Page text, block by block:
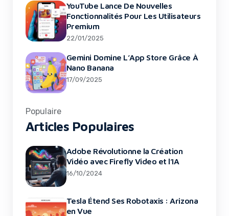
YouTube Lance De Nouvelles
Fonctionnalités Pour Les Utilisateurs
Premium
22/01/2025
Gemini Domine L’App Store Grâce À
Nano Banana
17/09/2025
Populaire
Articles Populaires
Adobe Révolutionne la Création
Vidéo avec Firefly Video et l’IA
16/10/2024
Tesla Étend Ses Robotaxis : Arizona
en Vue